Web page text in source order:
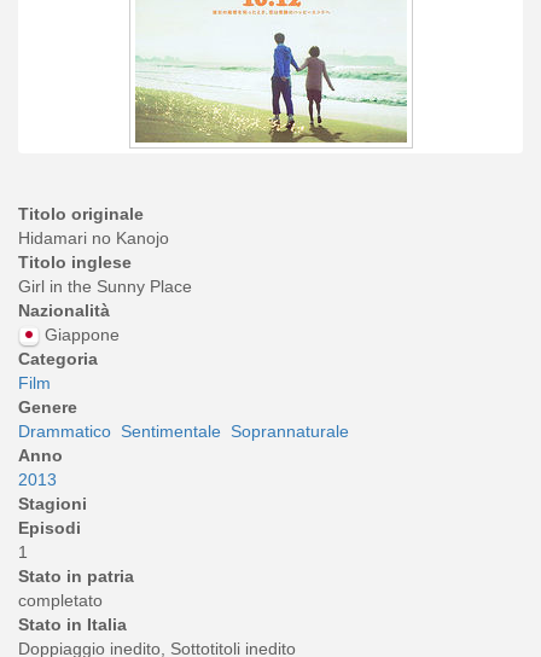
Titolo originale
Hidamari no Kanojo
Titolo inglese
Girl in the Sunny Place
Nazionalità
Giappone
Categoria
Film
Genere
Drammatico Sentimentale Soprannaturale
Anno
2013
Stagioni
Episodi
1
Stato in patria
completato
Stato in Italia
Doppiaggio inedito, Sottotitoli inedito